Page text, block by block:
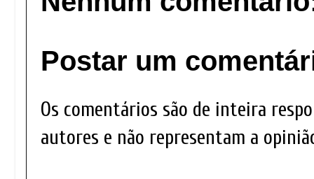
Postar um
Os comentários são de inteira
autores e não representam a